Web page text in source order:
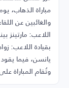
بقيادة اللاعب:
يانسن، فيما
وتُقام المباراة